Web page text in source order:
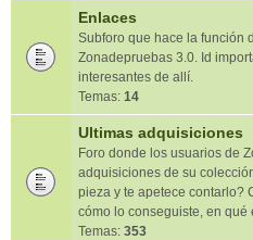
Enlaces
Subforo que hace la función
Zonadepruebas 3.0. Id
interesantes de allí.
Temas: 14
Ultimas adquisiciones
Foro donde los usuarios de
adquisiciones de su
pieza y te apetece contarlo?
cómo lo conseguiste, en qué
Temas: 353